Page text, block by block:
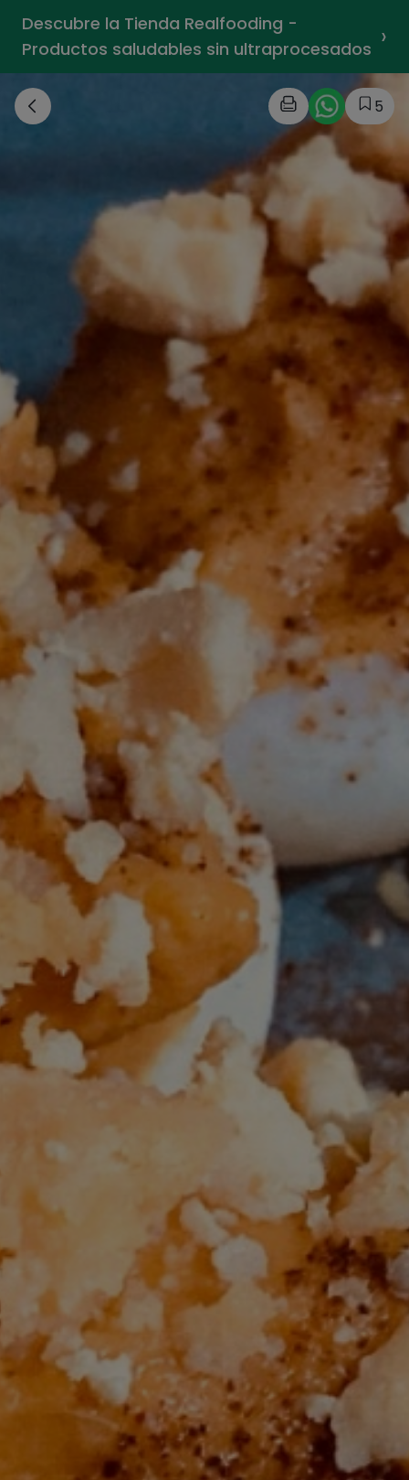
Descubre la Tienda Realfooding -
Productos saludables sin ultraprocesados ›
5